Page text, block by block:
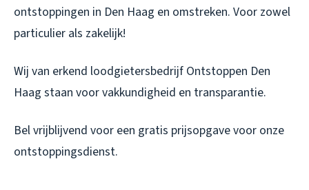
ontstoppingen in Den Haag en omstreken. Voor zowel
particulier als zakelijk!
Wij van erkend loodgietersbedrijf Ontstoppen Den
Haag staan voor vakkundigheid en transparantie.
Bel vrijblijvend voor een gratis prijsopgave voor onze
ontstoppingsdienst.